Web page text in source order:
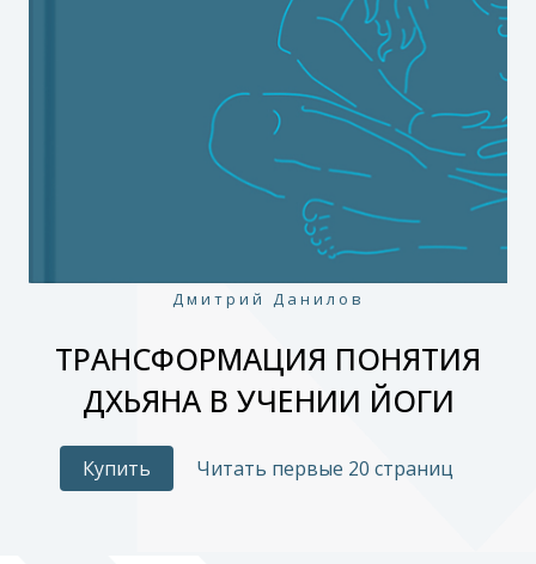
Дмитрий Данилов
ТРАНСФОРМАЦИЯ ПОНЯТИЯ
ДХЬЯНА В УЧЕНИИ ЙОГИ
Купить Читать первые 20 страниц